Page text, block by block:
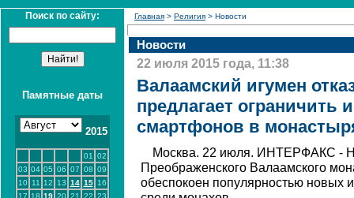
Поиск по сайту:
Памятные даты
2015
01
02
03 04 05 06 07 08 09
10
11 12 13 14 15 16
17 18 19 20 21 22 23
Главная > Религия > Новости
Новости
22 июля 2015 года, 11:38
Валаамский игумен
предлагает ограничить
смартфонов в
Москва. 22 июля. ИНТЕРФАКС -
Преображенского Валаамского
обеспокоен популярностью новых